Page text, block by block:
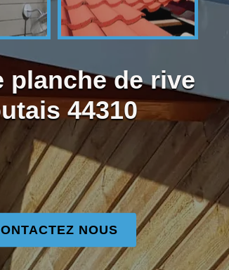
planche de rive
44310
NOUS